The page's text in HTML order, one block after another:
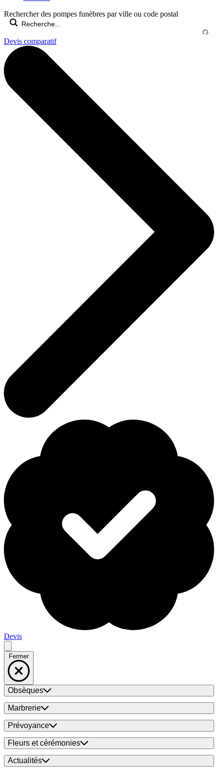
Rechercher des pompes funèbres par ville ou code postal
Devis comparatif
Devis
Fermer
Obsèques
Marbrerie
Prévoyance
Fleurs et cérémonies
Actualités